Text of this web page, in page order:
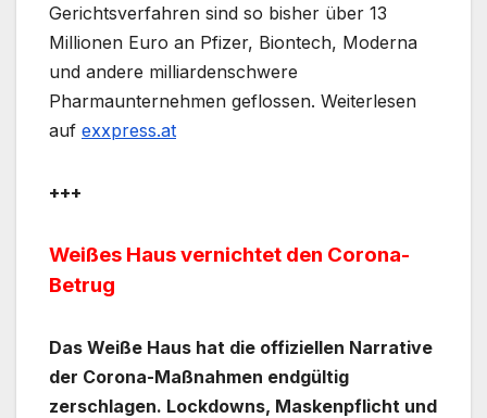
Gerichtsverfahren sind so bisher über 13
Millionen Euro an Pfizer, Biontech, Moderna
und andere milliardenschwere
Pharmaunternehmen geflossen. Weiterlesen
auf exxpress.at
+++
Weißes Haus vernichtet den Corona-
Betrug
Das Weiße Haus hat die offiziellen Narrative
der Corona-Maßnahmen endgültig
zerschlagen. Lockdowns, Maskenpflicht und